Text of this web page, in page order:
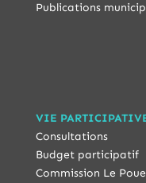
Publications
VIE
Consultations
Budget participatif
Commission Le